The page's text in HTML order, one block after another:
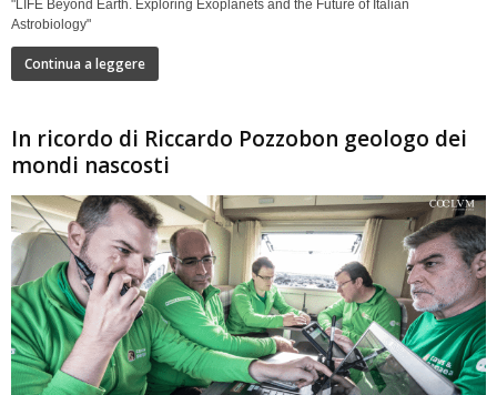
"LIFE Beyond Earth. Exploring Exoplanets and the Future of Italian
Astrobiology"
Continua a leggere
In ricordo di Riccardo Pozzobon geologo dei
mondi nascosti